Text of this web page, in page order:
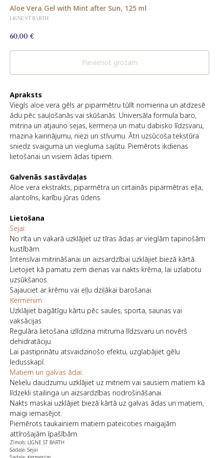
Aloe Vera Gel with Mint after Sun, 125 ml
LIGNE ST BARTH
60.00 €
Pievienot grozam
Apraksts
Viegls aloe vera gēls ar piparmētru tūlīt nomierina un atdzesē
ādu pēc sauļošanās vai skūšanās. Universāla formula baro,
mitrina un atjauno sejas, ķermeņa un matu dabisko līdzsvaru,
mazina kairinājumu, niezi un stīvumu. Ātri uzsūcoša tekstūra
sniedz svaiguma un viegluma sajūtu. Piemērots ikdienas
lietošanai un visiem ādas tipiem.
Galvenās sastāvdaļas
Aloe vera ekstrakts, piparmētra un cirtainās piparmētras eļļa,
alantoīns, karību jūras ūdens.
Lietošana
Sejai:
No rīta un vakarā uzklājiet uz tīras ādas ar vieglām tapinošām
kustībām.
Intensīvai mitrināšanai un aizsardzībai uzklājiet biezā kārtā.
Lietojiet kā pamatu zem dienas vai nakts krēma, lai uzlabotu
uzsūkšanos.
Sajauciet ar krēmu vai eļļu dziļākai barošanai.
Ķermenim:
Uzklājiet bagātīgu kārtu pēc saules, sporta, saunas vai
vaksācijas.
Regulāra lietošana izlīdzina mitruma līdzsvaru un novērš
dehidratāciju.
Lai pastiprinātu atsvaidzinošo efektu, uzglabājiet gēlu
ledusskapī.
Matiem un galvas ādai:
Nelielu daudzumu uzklājiet uz mitriem vai sausiem matiem kā
līdzekli stailinga un aizsardzības nodrošināšanai.
Nakts maskai uzklājiet biezā kārtā uz galvas ādas un matiem,
maigi iemasējot.
Piemērots taukainiem matiem pateicoties maigajām
attīrošajām īpašībām.
Zīmols: LIGNE ST BARTH
Sadaļa: Sejai